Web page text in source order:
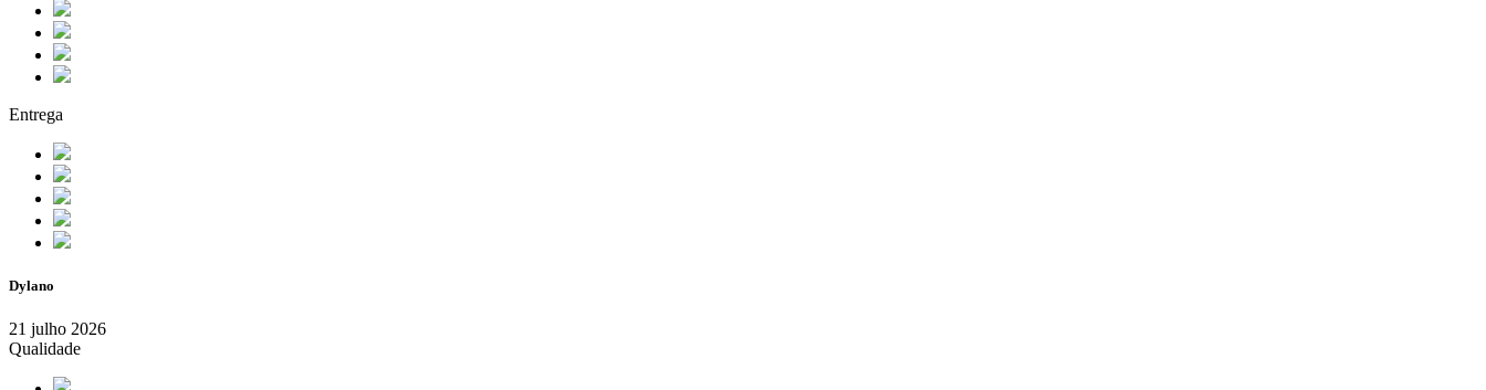
Entrega
Dylano
21 julho 2026
Qualidade